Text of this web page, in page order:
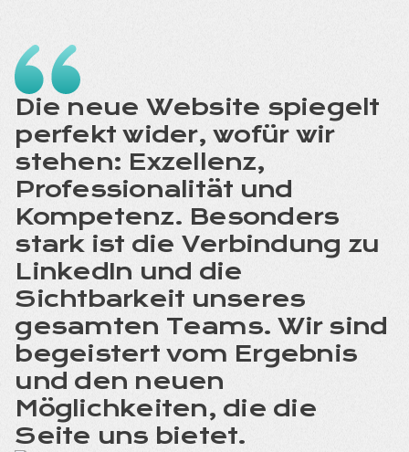
Die neue Website spiegelt
perfekt wider, wofür wir
stehen: Exzellenz,
Professionalität und
Kompetenz. Besonders
stark ist die Verbindung zu
LinkedIn und die
Sichtbarkeit unseres
gesamten Teams. Wir sind
begeistert vom Ergebnis
und den neuen
Möglichkeiten, die die
Seite uns bietet.